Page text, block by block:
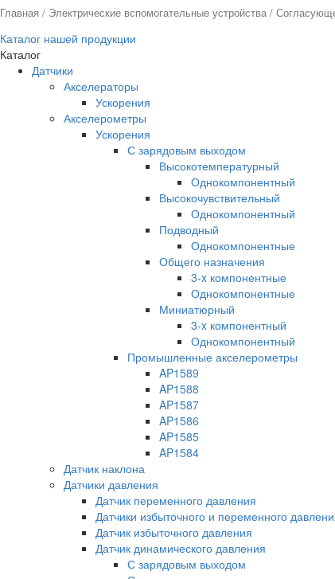
Главная / Электрические вспомогательные устройства /
Каталог нашей продукции
Каталог
Датчики
Акселераторы
Ускорения
Акселерометры
Ускорения
С зарядовым выходом
Высокотемпературный
Однокомпонентный
Высокочувствительный
Однокомпонентный
Подводный
Однокомпонентные
Общего назначения
3-x компонентные
Однокомпонентные
Миниатюрный
3-x компонентный
Однокомпонентный
Промышленные акселерометры
AP1589
AP1588
AP1587
AP1586
AP1585
AP1584
Датчик наклона
Датчики давления
Датчик переменного давления
Датчики избыточного и переменного
Датчик избыточного давления
Датчик динамического давления
С зарядовым выходом